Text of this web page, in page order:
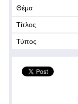
Θέμα
Τίτλος
Τύπος